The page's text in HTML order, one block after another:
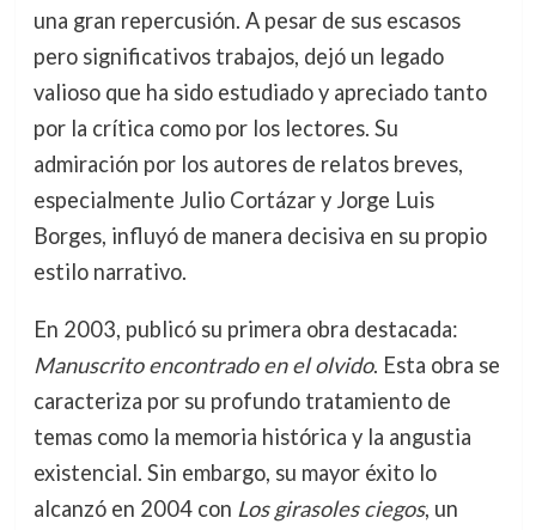
una gran repercusión. A pesar de sus escasos
pero significativos trabajos, dejó un legado
valioso que ha sido estudiado y apreciado tanto
por la crítica como por los lectores. Su
admiración por los autores de relatos breves,
especialmente Julio Cortázar y Jorge Luis
Borges, influyó de manera decisiva en su propio
estilo narrativo.
En 2003, publicó su primera obra destacada:
Manuscrito encontrado en el olvido. Esta obra se
caracteriza por su profundo tratamiento de
temas como la memoria histórica y la angustia
existencial. Sin embargo, su mayor éxito lo
alcanzó en 2004 con Los girasoles ciegos, un